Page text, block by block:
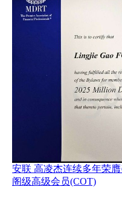
安联 高凌杰连续多年荣
阁级高级会员(COT)